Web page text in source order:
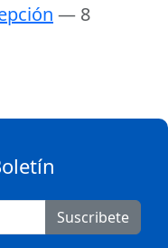
— 8
Suscribete